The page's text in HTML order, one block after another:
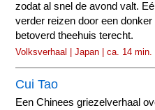
zodat al snel de avond valt.
verder reizen door een
betoverd theehuis terecht.
Volksverhaal | Japan | ca. 14 min.
Cui Tao
Een Chinees griezelverhaal